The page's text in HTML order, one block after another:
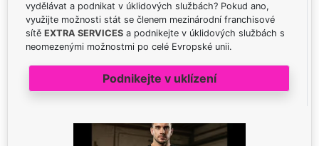
vydělávat a podnikat v úklidových službách? Pokud ano,
využijte možnosti stát se členem mezinárodní franchisové
sítě EXTRA SERVICES a podnikejte v úklidových službách s
neomezenými možnostmi po celé Evropské unii.
Podnikejte v uklízení